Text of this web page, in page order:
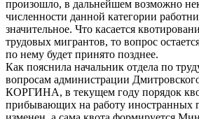
произошло, в дальнейшем возможно
численности данной категории
значительное. Что касается
трудовых мигрантов, то вопрос
по нему будет принято позднее.
Как пояснила начальник отдела по
вопросам администрации
КОРГИНА, в текущем году порядок
прибывающих на работу иностранных